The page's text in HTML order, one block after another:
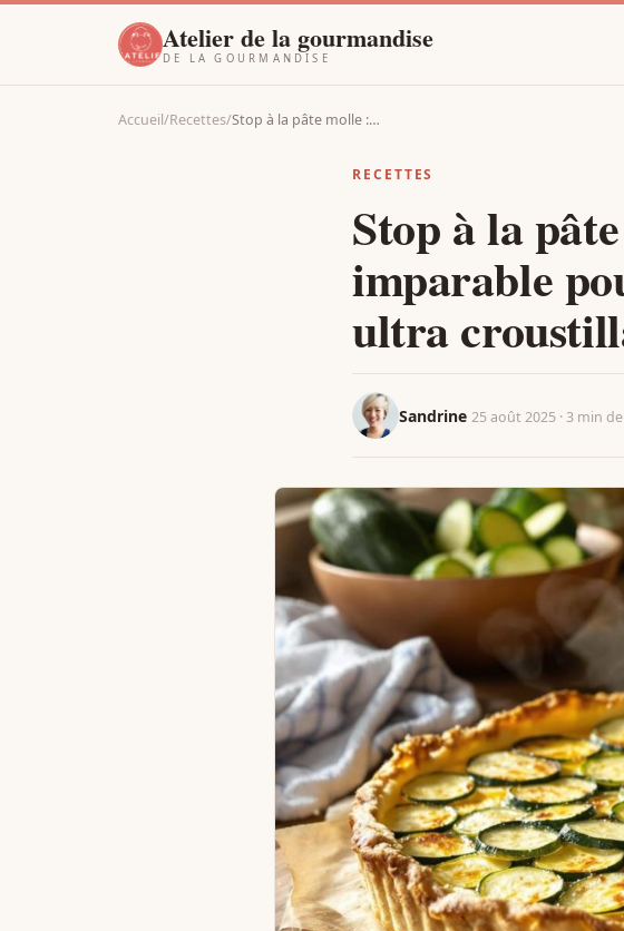
Atelier de la gourmandise
DE LA GOURMANDISE
Accueil/Recettes/Stop à la pâte molle :…
RECETTES
Stop à la
imparable
ultra
Sandrine 25 août 2025 · 3 min